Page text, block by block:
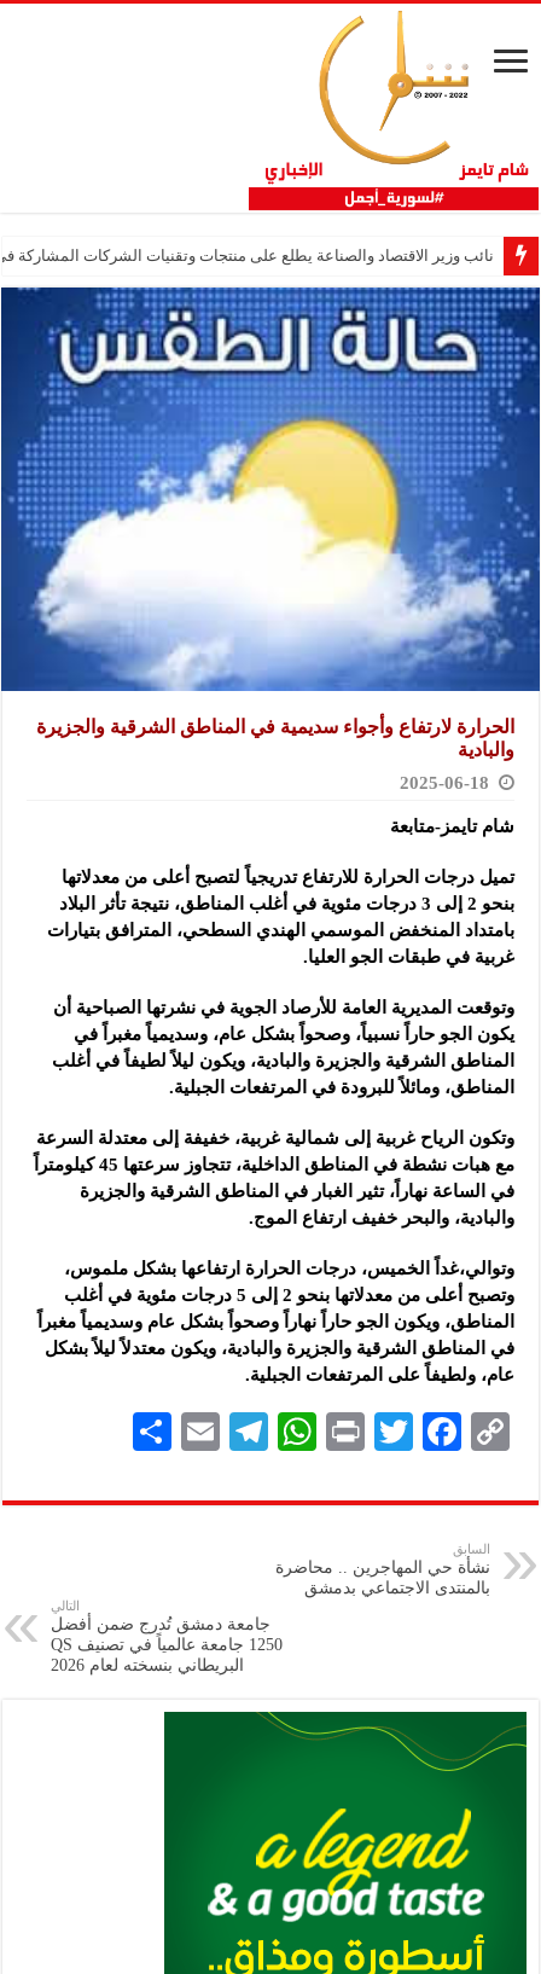
نائب وزير الاقتصاد والصناعة يطلع على منتجات وتقنيات الشركات المشاركة في
الحرارة لارتفاع وأجواء سديمية في المناطق الشرقية والجزيرة
والبادية
2025-06-18
شام تايمز-متابعة
تميل درجات الحرارة للارتفاع تدريجياً لتصبح أعلى من معدلاتها
بنحو 2 إلى 3 درجات مئوية
في أغلب المناطق، نتيجة تأثر البلاد
بامتداد المنخفض الموسمي الهندي السطحي، المترافق بتيارات
غربية في طبقات الجو العليا.
وتوقعت المديرية العامة للأرصاد الجوية في نشرتها الصباحية أن
يكون الجو حاراً نسبياً، وصحواً بشكل عام، وسديمياً مغبراً في
المناطق الشرقية والجزيرة والبادية، ويكون ليلاً لطيفاً في أغلب
المناطق، ومائلاً للبرودة في المرتفعات الجبلية.
وتكون الرياح غربية إلى شمالية غربية، خفيفة إلى معتدلة السرعة
مع هبات نشطة في المناطق الداخلية، تتجاوز سرعتها 45 كيلومتراً
في الساعة نهاراً، تثير الغبار في المناطق الشرقية والجزيرة
والبادية، والبحر خفيف ارتفاع الموج.
وتوالي،غداً الخميس، درجات الحرارة ارتفاعها بشكل ملموس،
وتصبح أعلى من معدلاتها بنحو 2 إلى 5 درجات مئوية في أغلب
المناطق، ويكون الجو حاراً نهاراً وصحواً بشكل عام وسديمياً مغبراً
في المناطق الشرقية والجزيرة والبادية، ويكون معتدلاً ليلاً بشكل
عام، ولطيفاً على المرتفعات الجبلية.
C
p
y
Li
F
eb
k
T
tt
P
nt
W
at
A
p
p
Te
gr
E
ai
ar
السابق
نشأة حي المهاجرين .. محاضرة
بالمنتدى الاجتماعي بدمشق
التالي
جامعة دمشق تُدرج ضمن أفضل
1250 جامعة عالمياً في تصنيف QS
البريطاني بنسخته لعام 2026